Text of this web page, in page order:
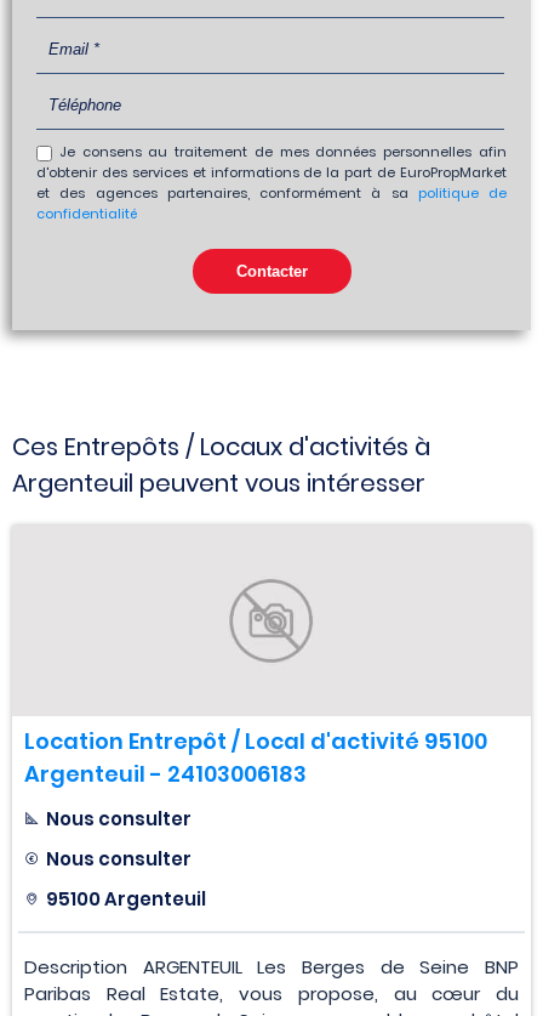
Je consens au traitement de mes données personnelles afin
d'obtenir des services et informations de la part de EuroPropMarket
et des agences partenaires, conformément à sa politique de
confidentialité
Ces Entrepôts / Locaux d'activités à
Argenteuil peuvent vous intéresser
Location Entrepôt / Local d'activité 95100
Argenteuil - 24103006183
Nous consulter
Nous consulter
95100 Argenteuil
Description ARGENTEUIL Les Berges de Seine BNP
Paribas Real Estate, vous propose, au cœur du